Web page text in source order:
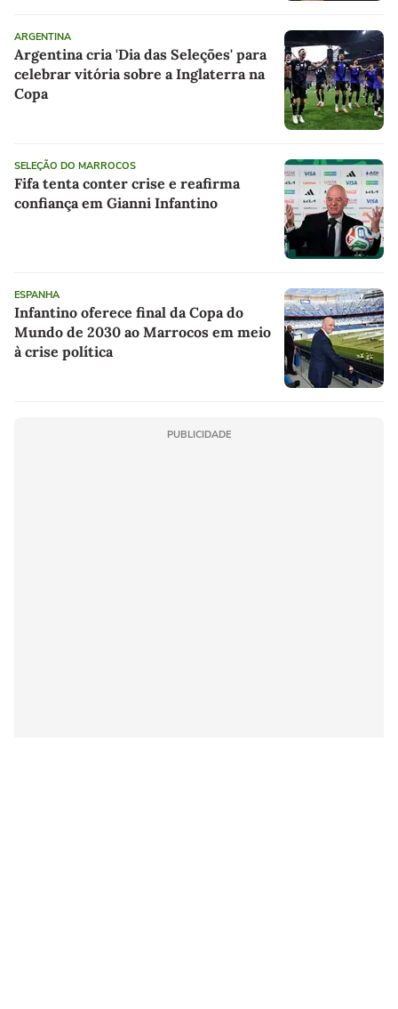
ARGENTINA
Argentina cria 'Dia das Seleções' para
celebrar vitória sobre a Inglaterra na
Copa
SELEÇÃO DO MARROCOS
Fifa tenta conter crise e reafirma
confiança em Gianni Infantino
ESPANHA
Infantino oferece final da Copa do
Mundo de 2030 ao Marrocos em meio
à crise política
PUBLICIDADE